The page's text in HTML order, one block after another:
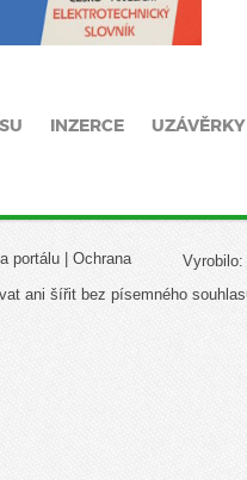
INZERCE UZÁVĚRKY
Vyrobilo:
portálu | Ochrana
ani šířit bez písemného